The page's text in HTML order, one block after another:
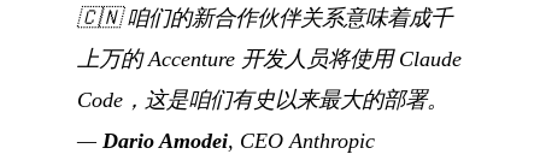
🇨🇳咱们的新合作伙伴关系意味着成千
上万的 Accenture 开发人员将使用 Claude
Code，这是咱们有史以来最大的部署。
— Dario Amodei, CEO Anthropic